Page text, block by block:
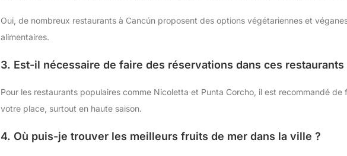
Oui, de nombreux restaurants à Cancún proposent des options végétariennes et
alimentaires.
3. Est-il nécessaire de faire des réservations dans ces restaurants
Pour les restaurants populaires comme Nicoletta et Punta Corcho, il est recommandé
votre place, surtout en haute saison.
4. Où puis-je trouver les meilleurs fruits de mer dans la ville ?